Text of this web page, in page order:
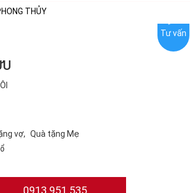
THỦY
vợ
Quà tặng Mẹ
0913.951.535
Tư vấn